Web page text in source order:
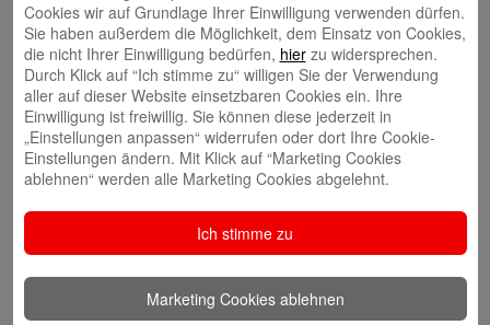
Annette Butzke
Ninia Käckenmester
Cookies wir auf Grundlage Ihrer Einwilligung verwenden dürfen.
Sie haben außerdem die Möglichkeit, dem Einsatz von Cookies,
die nicht Ihrer Einwilligung bedürfen, hierzu widersprechen.
Durch Klick auf “Ich stimme zu“ willigen Sie der Verwendung
aller auf dieser Website einsetzbaren Cookies ein. Ihre
Einwilligung ist freiwillig. Sie können diese jederzeit in
„Einstellungen anpassen“ widerrufen oder dort Ihre Cookie-
Einstellungen ändern. Mit Klick auf “Marketing Cookies
ablehnen“ werden alle Marketing Cookies abgelehnt.
Ich stimme zu
Marketing Cookies ablehnen